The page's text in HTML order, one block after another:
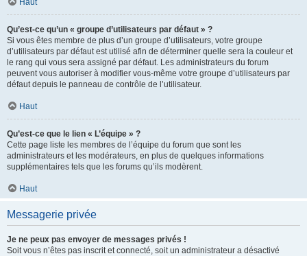
Haut
Qu’est-ce qu’un « groupe d’utilisateurs par défaut » ?
Si vous êtes membre de plus d’un groupe d’utilisateurs, votre groupe
d’utilisateurs par défaut est utilisé afin de déterminer quelle sera la couleur et
le rang qui vous sera assigné par défaut. Les administrateurs du forum
peuvent vous autoriser à modifier vous-même votre groupe d’utilisateurs par
défaut depuis le panneau de contrôle de l’utilisateur.
Haut
Qu’est-ce que le lien « L’équipe » ?
Cette page liste les membres de l’équipe du forum que sont les
administrateurs et les modérateurs, en plus de quelques informations
supplémentaires tels que les forums qu’ils modèrent.
Haut
Messagerie privée
Je ne peux pas envoyer de messages privés !
Soit vous n’êtes pas inscrit et connecté, soit un administrateur a désactivé